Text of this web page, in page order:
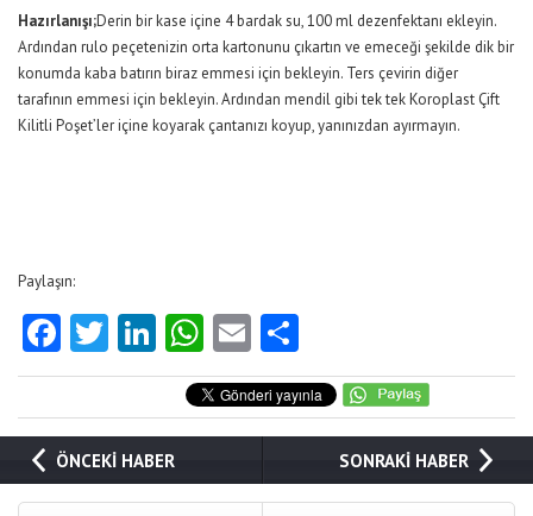
Hazırlanışı;Derin bir kase içine 4 bardak su, 100 ml dezenfektanı ekleyin.
Ardından rulo peçetenizin orta kartonunu çıkartın ve emeceği şekilde dik bir
konumda kaba batırın biraz emmesi için bekleyin. Ters çevirin diğer
tarafının emmesi için bekleyin. Ardından mendil gibi tek tek Koroplast Çift
Kilitli Poşet’ler içine koyarak çantanızı koyup, yanınızdan ayırmayın.
Paylaşın:
Facebook
Twitter
LinkedIn
WhatsApp
Email
ÖNCEKİ HABER SONRAKİ HABER